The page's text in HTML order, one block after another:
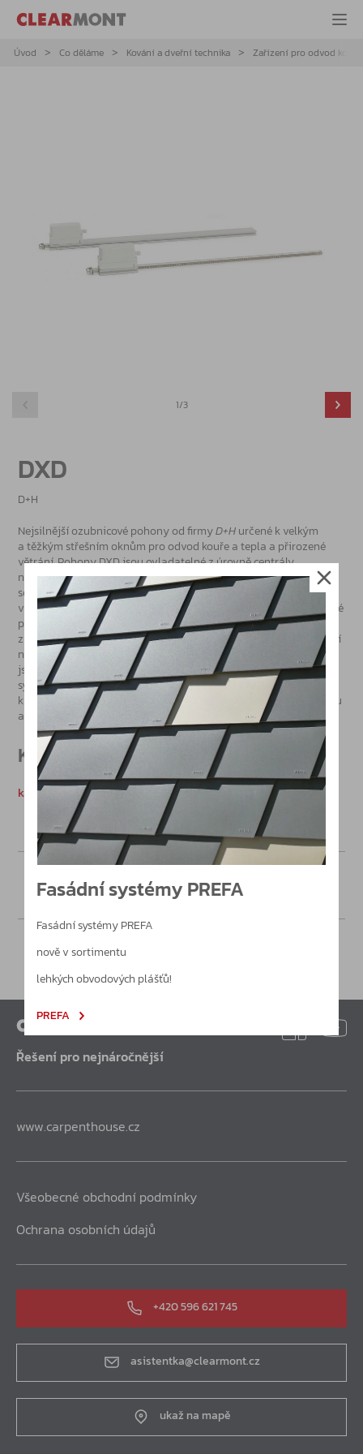
Fasádní systémy PREFA
Fasádní systémy PREFA
nově v sortimentu
lehkých obvodových plášťů!
PREFA
Úvod Co děláme Kování a dveřní technika Zařízení pro odvod
1/3
DXD
D+H
Nejsilnější ozubnicové pohony od firmyD+Hurčené k velkým
a těžkým střešním oknům pro odvod kouře a tepla a přirozené
větrání. Pohony DXD jsou ovladatelné z úrovně centrály
nebo pomocí tlačítka a také umožňují integrovat chod 4 pohonů
současně. Díky tomu je ovládání okenní automatiky v budově
vylepšeno nejen v případě systému odvodu kouře a tepla, ale také
přirozeného větrání. Používají se nejen pro odvod kouře a tepla
z malého schodiště, ale také velkých objektů, jako třeba sportovní
nebo průmyslové haly a sklady. Konkrétní varianty pohonu DXD
jsou kombinovatelné s dalšími pohony za účelem
synchronizování otvírání oken. Konkrétní typy pohonu DXD jsou
k nahlédnutí v katalogu. Rádi Vám pomůžeme s výběrem pohonu
a souvisejícím příslušenstvím.
Katalogy
katalog produktů D+H partners / CZ
Poptávka
Řešení pro nejnáročnější
www.carpenthouse.cz
Všeobecné obchodní podmínky
Ochrana osobních údajů
+420 596 621 745
asistentka@clearmont.cz
ukaž na mapě